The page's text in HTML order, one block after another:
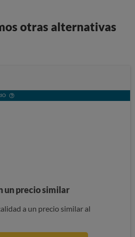
otras alternativas
un precio similar
a un precio similar al